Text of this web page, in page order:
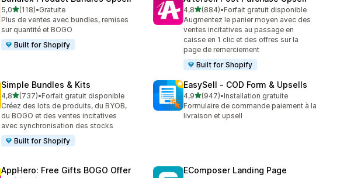
5,0étoile(s) sur 5
(118)
118 avis au total
•Gratuite
Plus de ventes avec bundles, remises
sur quantité et BOGO
Built for Shopify
4,8étoile(s) sur 5
(884)
884 avis au total
•Forfait gratuit disponible
Augmentez le panier moyen avec des
ventes incitatives au passage en
caisse en 1 clic et des offres sur la
page de remerciement
Built for Shopify
Simple Bundles & Kits
4,8étoile(s) sur 5
(737)
737 avis au total
•Forfait gratuit disponible
Créez des lots de produits, du BYOB,
du BOGO et des ventes incitatives
avec synchronisation des stocks
Built for Shopify
EasySell ‑ COD Form & Upsells
4,9étoile(s) sur 5
(947)
947 avis au total
•Installation gratuite
Formulaire de commande paiement à la
livraison et upsell
AppHero: Free Gifts BOGO Offer
EComposer Landing Page